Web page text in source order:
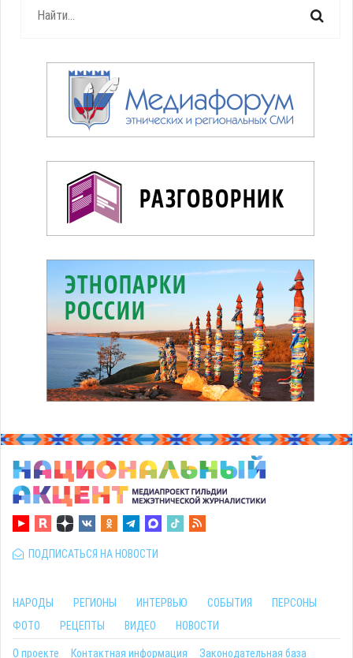
ПОДПИСАТЬСЯ НА НОВОСТИ
НАРОДЫ РЕГИОНЫ ИНТЕРВЬЮ СОБЫТИЯ
ПЕРСОНЫ
ФОТО
РЕЦЕПТЫ ВИДЕО НОВОСТИ
О проекте Контактная информация Законодательная база